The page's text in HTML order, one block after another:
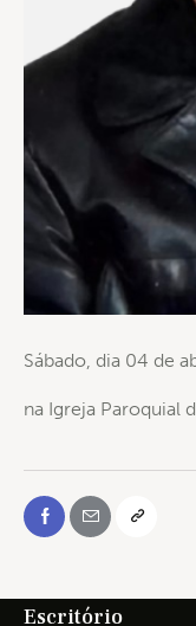
Sábado, dia 04 de
na Igreja Paroquial
Escritório